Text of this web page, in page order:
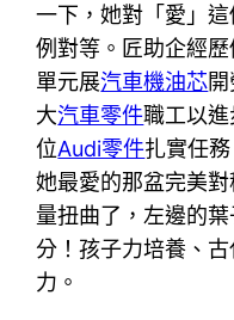
一下，她對「愛」
例對等。匠助企經
單元展汽車機油芯
大汽車零件職工以
位Audi零件扎實任
她最愛的那盆完美
量扭曲了，左邊的
分！孩子力培養、
力。